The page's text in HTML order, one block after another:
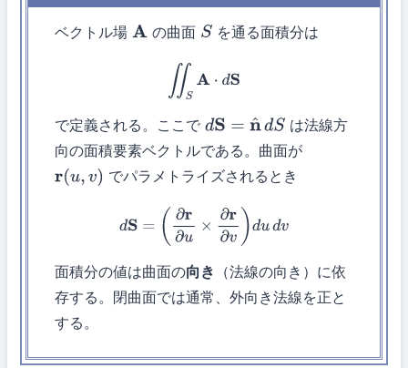
ベクトル場 A の曲面 Sを通る面積分は
∬ A S
で定義される。ここで dS=n^ dS
は法線方
向の面積要素ベクトルである。曲面が
r(u,v ) でパラメトライズされるとき
=( ∂r∂u × ∂ ∂v) du d
面積分の値は曲面の向き （法線の向き）に依
存する。閉曲面では通常、外向き法線を正と
する。